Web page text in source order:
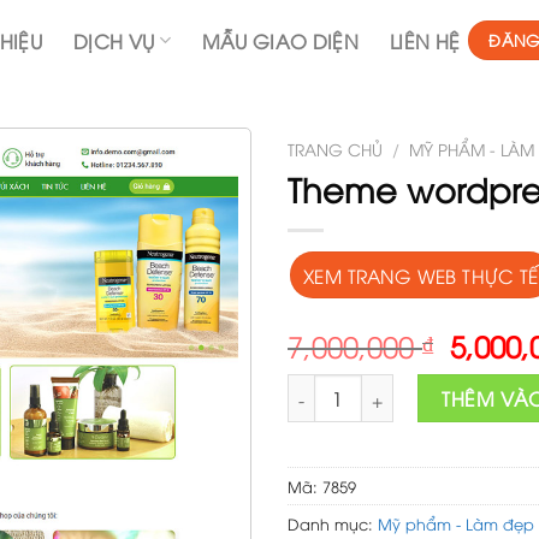
DỊCH VỤ MẪU GIAO DIỆN LIÊN HỆ
TRANG CHỦ / MỸ PHẨM - LÀM
Theme
XEM TRANG WEB THỰC TẾ
7,000,000₫
price
was:
Theme wordpress mỹ phẩm
THÊM
Mã: 7859
Danh mục: Mỹ phẩm - Làm đẹp